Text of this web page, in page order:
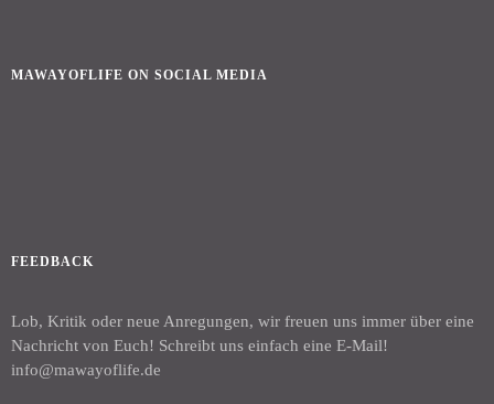
MAWAYOFLIFE ON SOCIAL MEDIA
FEEDBACK
Lob, Kritik oder neue Anregungen, wir freuen uns immer über eine
Nachricht von Euch! Schreibt uns einfach eine E-Mail!
info@mawayoflife.de